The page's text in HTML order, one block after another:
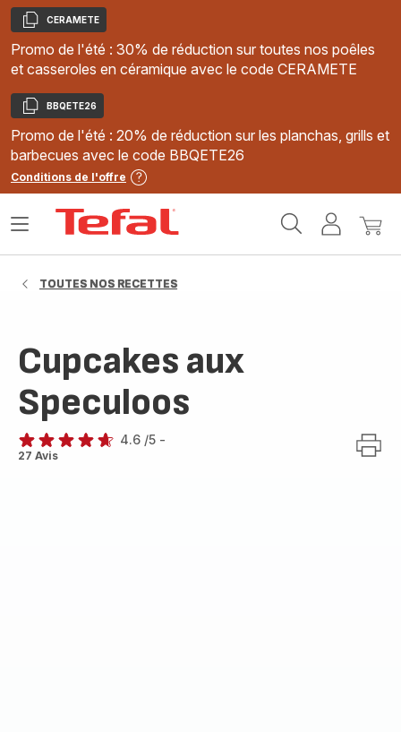
Copier
CERAMETE
Promo de l'été : 30% de réduction sur toutes nos poêles
et casseroles en céramique avec le code CERAMETE
Copier
BBQETE26
Promo de l'été : 20% de réduction sur les planchas, grills et
barbecues avec le code BBQETE26
Conditions de l'offre
MonMon
Ouvrir
TOUTES NOS RECETTES
Cupcakes aux
Speculoos
ratings.4.6
4.6 /5 -
27 Avis